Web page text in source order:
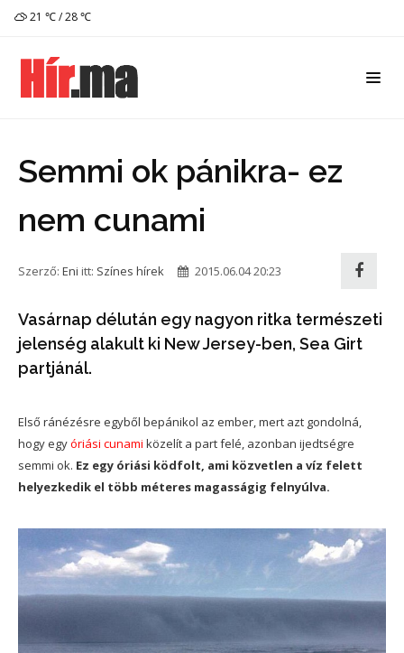
21 ℃ / 28 ℃
Semmi ok pánikra- ez
nem cunami
Szerző: Eni itt: Színes hírek 2015.06.04 20:23
Vasárnap délután egy nagyon ritka természeti
jelenség alakult ki New Jersey-ben, Sea Girt
partjánál.
Első ránézésre egyből bepánikol az ember, mert azt gondolná,
hogy egyóriási cunami közelít a part felé, azonban ijedtségre
semmi ok. Ez egy óriási ködfolt, ami közvetlen a víz felett
helyezkedik el több méteres magasságig felnyúlva.